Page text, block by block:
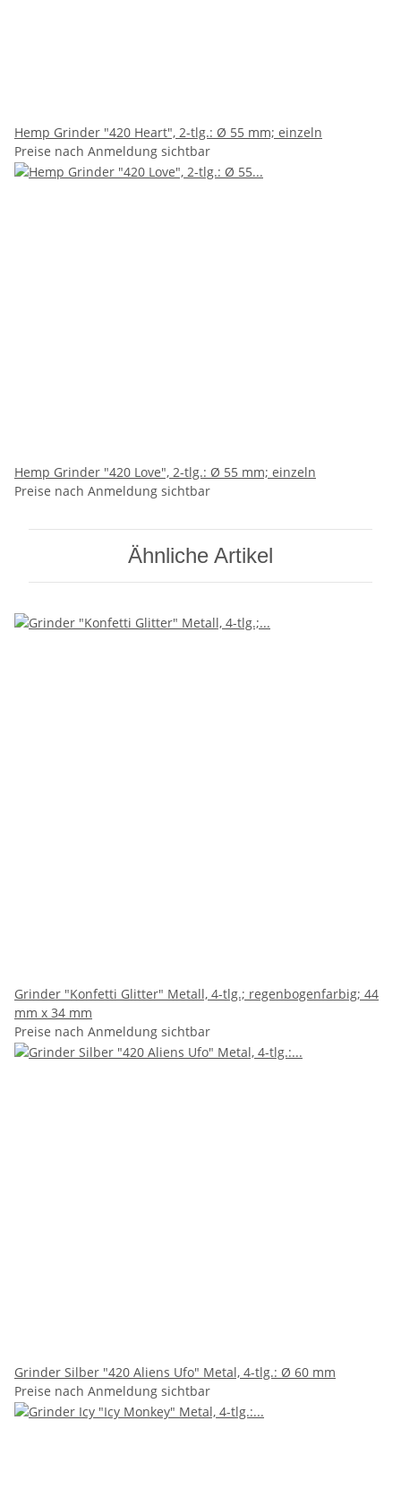
Hemp Grinder "420 Heart", 2-tlg.: Ø 55 mm; einzeln
Preise nach Anmeldung sichtbar
Hemp Grinder "420 Love", 2-tlg.: Ø 55 mm; einzeln
Preise nach Anmeldung sichtbar
Ähnliche Artikel
Grinder "Konfetti Glitter" Metall, 4-tlg.; regenbogenfarbig; 44
mm x 34 mm
Preise nach Anmeldung sichtbar
Grinder Silber "420 Aliens Ufo" Metal, 4-tlg.: Ø 60 mm
Preise nach Anmeldung sichtbar